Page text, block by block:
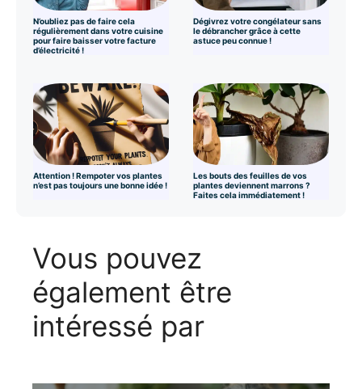
N’oubliez pas de faire cela
régulièrement dans votre cuisine
pour faire baisser votre facture
d’électricité !
Dégivrez votre congélateur sans
le débrancher grâce à cette
astuce peu connue !
Attention ! Rempoter vos plantes
n’est pas toujours une bonne idée !
Les bouts des feuilles de vos
plantes deviennent marrons ?
Faites cela immédiatement !
Vous pouvez
également être
intéressé par